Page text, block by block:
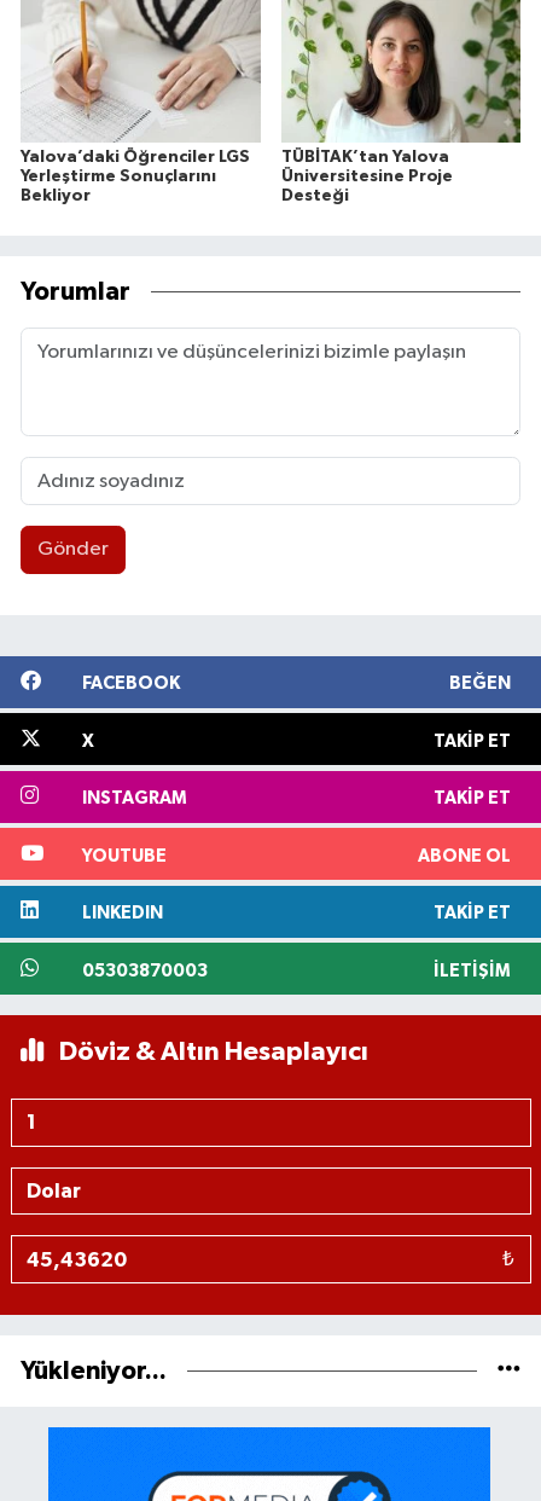
Yalova’daki Öğrenciler LGS
Yerleştirme Sonuçlarını
Bekliyor
TÜBİTAK’tan Yalova
Üniversitesine Proje
Desteği
Yorumlar
Gönder
FACEBOOK BEĞEN
X TAKIP ET
INSTAGRAM TAKIP ET
YOUTUBE ABONE OL
LINKEDIN TAKIP ET
05303870003 İLETIŞIM
Döviz & Altın Hesaplayıcı
₺
Yükleniyor...